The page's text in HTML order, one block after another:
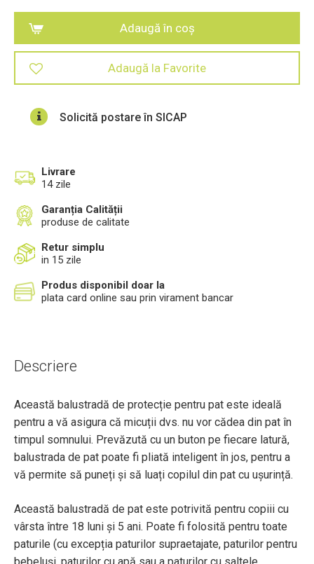
Adaugă în coș
Adaugă la Favorite
Solicită postare în SICAP
Livrare
14 zile
Garanția Calității
produse de calitate
Retur simplu
in 15 zile
Produs disponibil doar la
plata card online sau prin virament bancar
Descriere
Această balustradă de protecție pentru pat este ideală
pentru a vă asigura că micuții dvs. nu vor cădea din pat în
timpul somnului. Prevăzută cu un buton pe fiecare latură,
balustrada de pat poate fi pliată inteligent în jos, pentru a
vă permite să puneți și să luați copilul din pat cu ușurință.
Această balustradă de pat este potrivită pentru copiii cu
vârsta între 18 luni și 5 ani. Poate fi folosită pentru toate
paturile (cu excepția paturilor supraetajate, paturilor pentru